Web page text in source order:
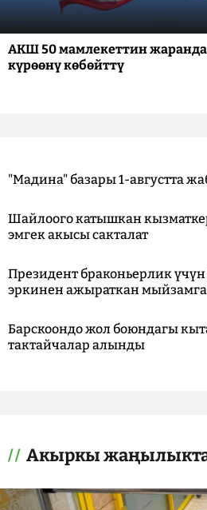
АКШ 50 мамлекеттин
күрөөнү көбөйттү
"Мадина" базары 1-августта
Шайлоого катышкан
эмгек акысы сакталат
Президент браконьерлик
эркинен ажыраткан мыйзамга
Барскоондо жол боюндагы
тактайчалар алынды
Акыркы